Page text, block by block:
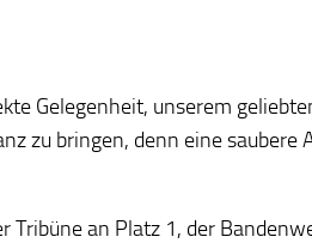
Gelegenheit, unserem
zu bringen, denn eine
Tribüne an Platz 1, der